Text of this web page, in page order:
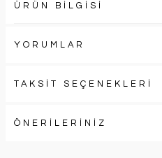
ÜRÜN BİLGİSİ
YORUMLAR
TAKSİT SEÇENEKLERİ
ÖNERİLERİNİZ